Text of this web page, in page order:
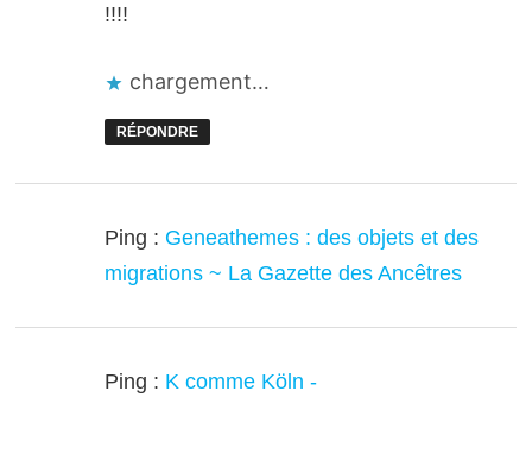
!!!!
chargement…
RÉPONDRE
Ping : Geneathemes : des objets et des
migrations ~ La Gazette des Ancêtres
Ping : K comme Köln -